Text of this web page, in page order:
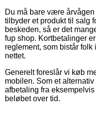
Du må bare være
tilbyder et produkt til salg
beskeden, så er det
fup shop. Kortbetalinger
reglement, som bistår
nettet.
Generelt foreslår vi køb
mobilen. Som et
afbetaling fra
beløbet over tid.